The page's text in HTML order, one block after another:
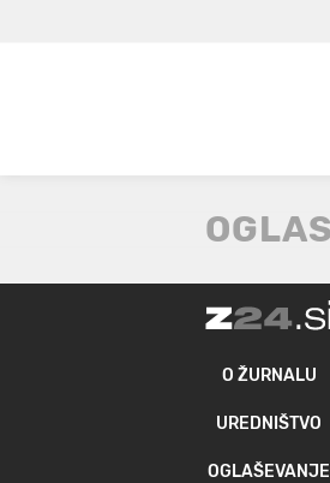
O ŽURNALU
UREDNIŠTVO
OGLAŠEVANJE